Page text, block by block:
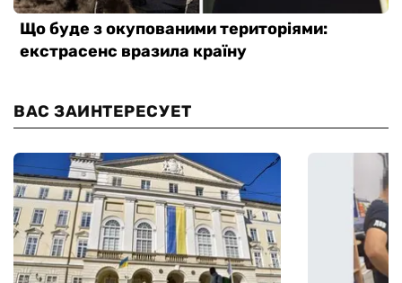
ВАС ЗАИНТЕРЕСУЕТ